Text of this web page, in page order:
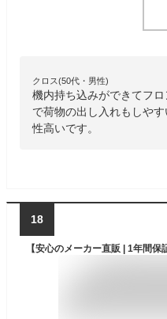
クロス(50代・男性)
機内持ち込みができてフ
で荷物の出し入れもしや
性高いです。
18